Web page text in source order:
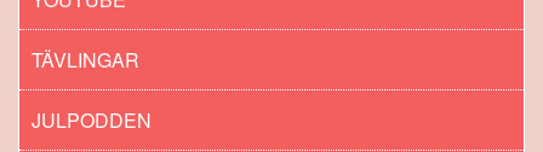
TÄVLINGAR
JULPODDEN